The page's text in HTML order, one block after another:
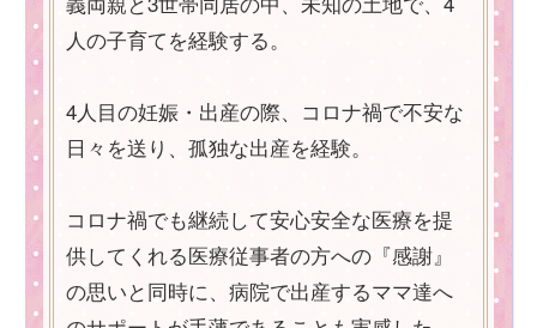
人の子育てを経験する。
4人目の妊娠・出産の際、コロナ禍で不安な
日々を送り、孤独な出産を経験。
コロナ禍でも継続して安心安全な医療を提
供してくれる医療従事者の方への『感謝』
の思いと同時に、病院で出産するママ達へ